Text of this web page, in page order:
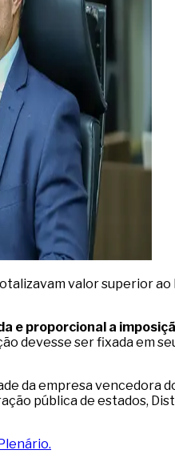
valor superior
e proporcional a
devesse ser fixada em
da empresa vencedora
pública de estados,